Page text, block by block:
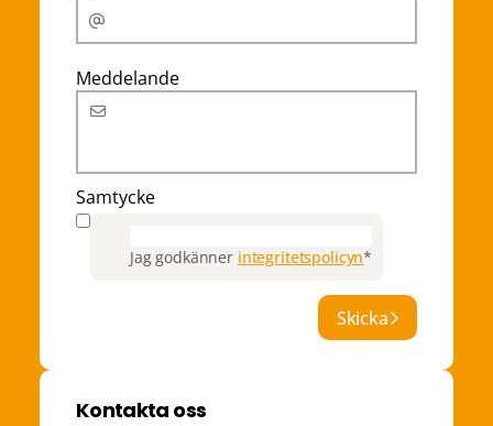
Meddelande
Samtycke
Jag godkänner integritetspolicyn*
Skicka
Kontakta oss